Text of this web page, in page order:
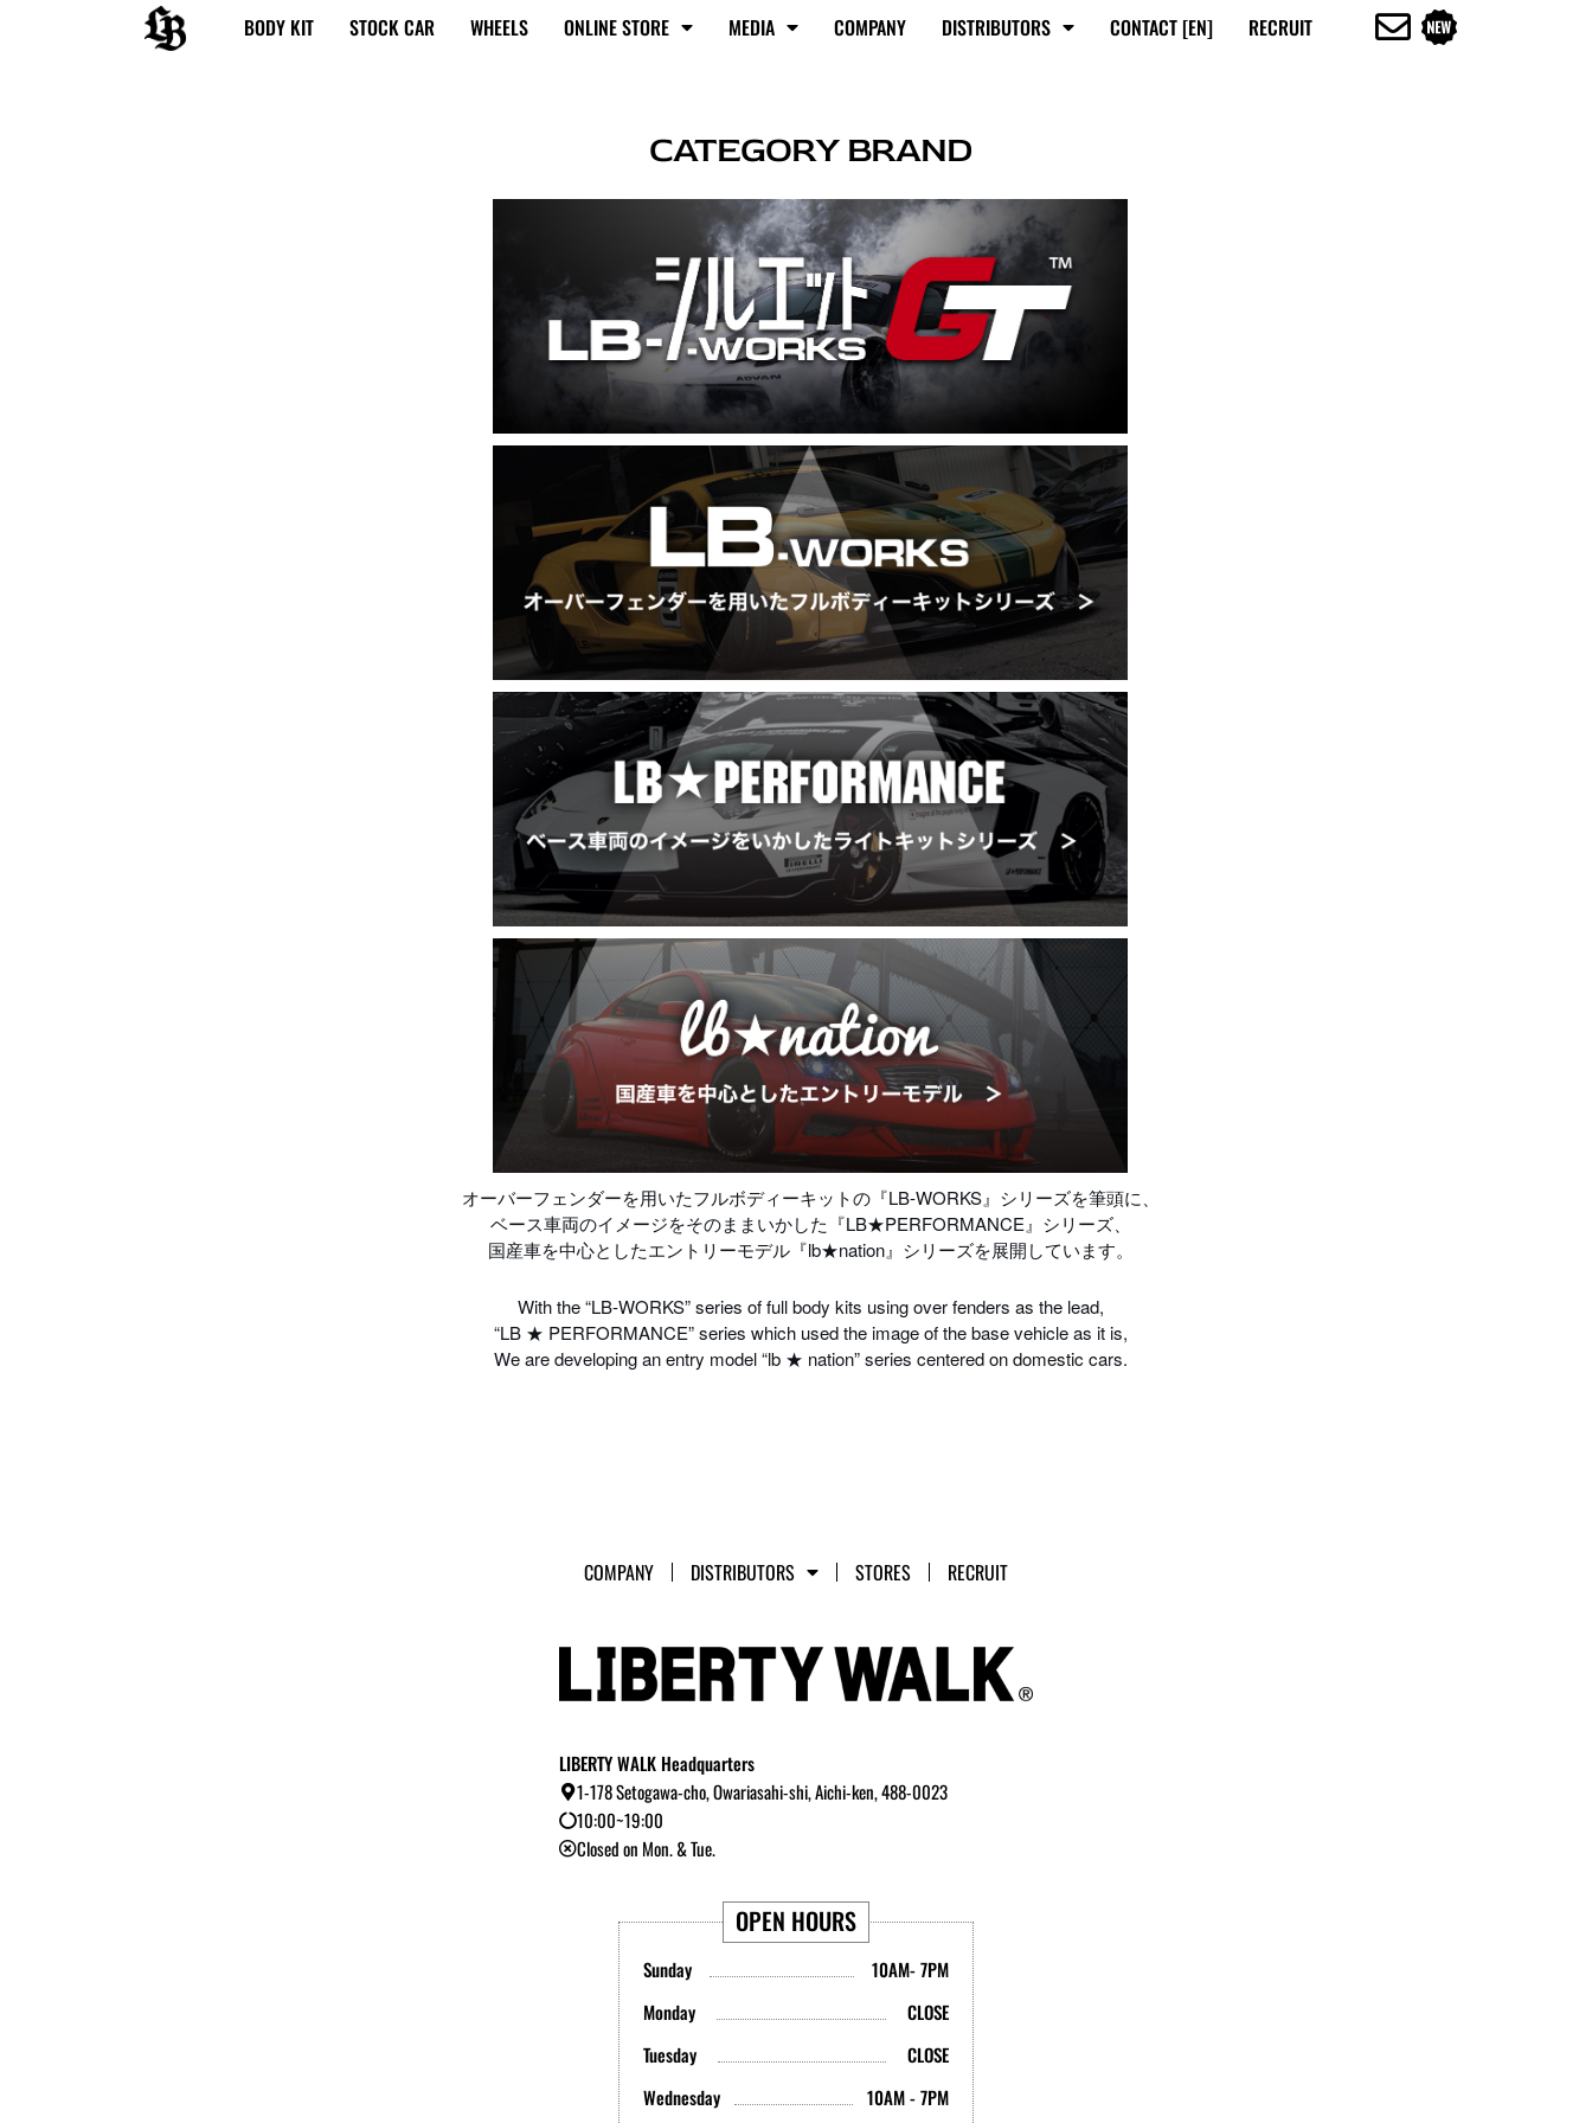
BODY KIT STOCK CAR WHEELS ONLINE STORE MEDIA COMPANY DISTRIBUTORS CONTACT [EN] RECRUIT
CATEGORY BRAND
オーバーフェンダーを用いたフルボディーキットの『LB-WORKS』シリーズを筆頭に、
ベース車両のイメージをそのままいかした『LB★PERFORMANCE』シリーズ、
国産車を中心としたエントリーモデル『lb★nation』シリーズを展開しています。
With the “LB-WORKS” series of full body kits using over fenders as the lead,
“LB ★ PERFORMANCE” series which used the image of the base vehicle as it is,
We are developing an entry model “lb ★ nation” series centered on domestic cars.
COMPANY DISTRIBUTORS STORES RECRUIT
LIBERTY WALK Headquarters
1-178 Setogawa-cho, Owariasahi-shi, Aichi-ken, 488-0023
10:00~19:00
Closed on Mon. & Tue.
OPEN HOURS
Sunday
10AM- 7PM
Monday
CLOSE
Tuesday
CLOSE
Wednesday
10AM - 7PM